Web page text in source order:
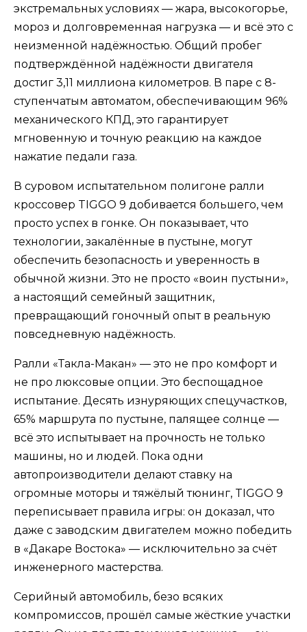
экстремальных условиях — жара, высокогорье,
мороз и долговременная нагрузка — и всё это с
неизменной надёжностью. Общий пробег
подтверждённой надёжности двигателя
достиг 3,11 миллиона километров. В паре с 8-
ступенчатым автоматом, обеспечивающим 96%
механического КПД, это гарантирует
мгновенную и точную реакцию на каждое
нажатие педали газа.
В суровом испытательном полигоне ралли
кроссовер TIGGO 9 добивается большего, чем
просто успех в гонке. Он показывает, что
технологии, закалённые в пустыне, могут
обеспечить безопасность и уверенность в
обычной жизни. Это не просто «воин пустыни»,
а настоящий семейный защитник,
превращающий гоночный опыт в реальную
повседневную надёжность.
Ралли «Такла-Макан» — это не про комфорт и
не про люксовые опции. Это беспощадное
испытание. Десять изнуряющих спецучастков,
65% маршрута по пустыне, палящее солнце —
всё это испытывает на прочность не только
машины, но и людей. Пока одни
автопроизводители делают ставку на
огромные моторы и тяжёлый тюнинг, TIGGO 9
переписывает правила игры: он доказал, что
даже с заводским двигателем можно победить
в «Дакаре Востока» — исключительно за счёт
инженерного мастерства.
Серийный автомобиль, безо всяких
компромиссов, прошёл самые жёсткие участки